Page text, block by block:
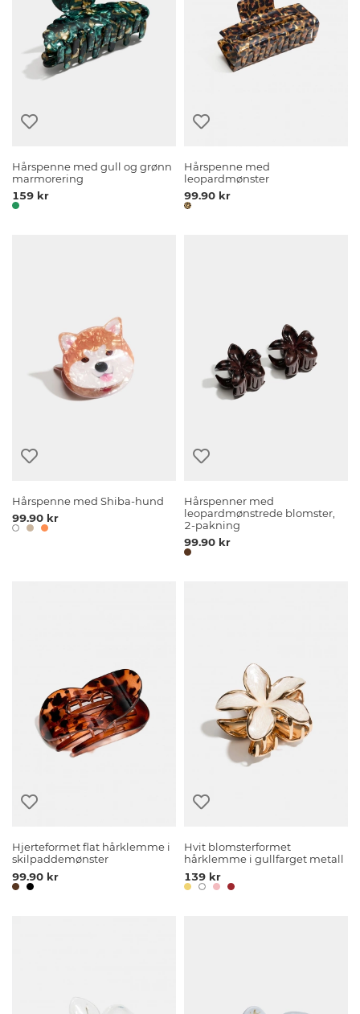
Hårspenne med gull og grønn
marmorering
159 kr
Hårspenne med
leopardmønster
99.90 kr
Hårspenne med Shiba-hund
99.90 kr
Hårspenner med
leopardmønstrede blomster,
2-pakning
99.90 kr
Hjerteformet flat hårklemme i
skilpaddemønster
99.90 kr
Hvit blomsterformet
hårklemme i gullfarget metall
139 kr